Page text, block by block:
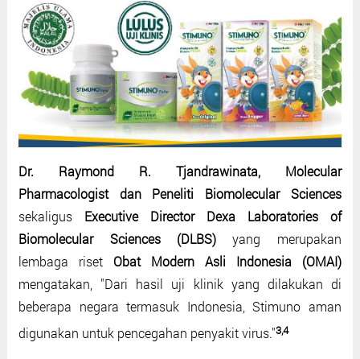
Dr. Raymond R. Tjandrawinata, Molecular
Pharmacologist dan Peneliti Biomolecular Sciences
sekaligus Executive Director Dexa Laboratories of
Biomolecular Sciences (DLBS) yang merupakan
lembaga riset Obat Modern Asli Indonesia (OMAI)
mengatakan, "Dari hasil uji klinik yang dilakukan di
beberapa negara termasuk Indonesia, Stimuno aman
digunakan untuk pencegahan penyakit virus."3,4